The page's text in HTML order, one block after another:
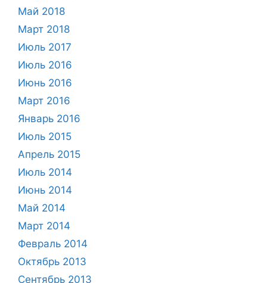
Май 2018
Март 2018
Июль 2017
Июль 2016
Июнь 2016
Март 2016
Январь 2016
Июль 2015
Апрель 2015
Июль 2014
Июнь 2014
Май 2014
Март 2014
Февраль 2014
Октябрь 2013
Сентябрь 2013